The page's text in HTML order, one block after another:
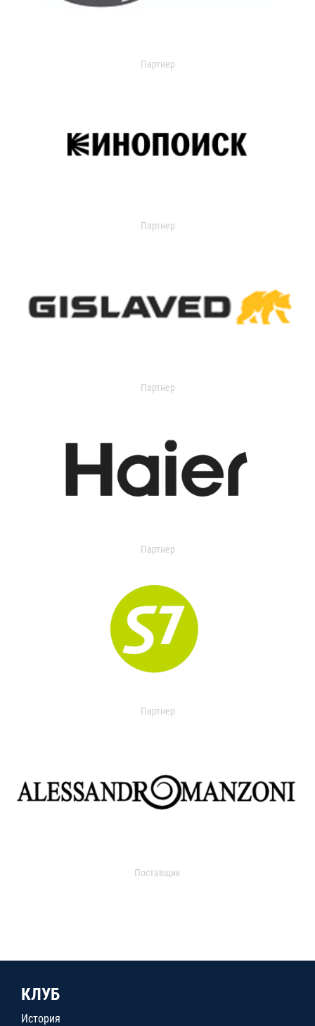
Партнер
Партнер
Партнер
Партнер
Партнер
Поставщик
КЛУБ
История